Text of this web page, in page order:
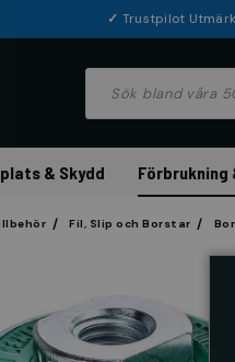
✓ Trustpilot
& Skydd Förbrukning
Fil, Slip och Borstar